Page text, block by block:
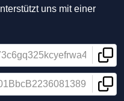
uns mit einer